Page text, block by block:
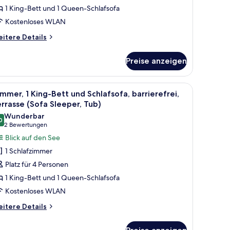
1 King-Bett und 1 Queen-Schlafsofa
Kostenloses WLAN
Details
Preise anzeigen
mit Blick auf die Stadt.
einem Schreibtisch, zwei Stühlen, einem Fernseher und einem Fenster
Ein Hotelzimmer mit einem großen Bett,
4
1 King-Bett und Schlafsofa, barrierefrei,
(Sofa Sleeper, Tub)
von 10
Wunderbar
2 Bewertungen
(2
Bewertungen)
Blick auf den See
1 Schlafzimmer
Platz für 4 Personen
1 King-Bett und 1 Queen-Schlafsofa
Kostenloses WLAN
Details